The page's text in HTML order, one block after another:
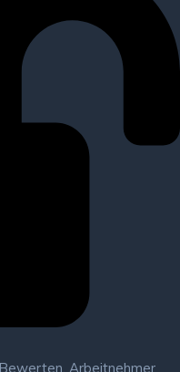
Arbeitnehmer